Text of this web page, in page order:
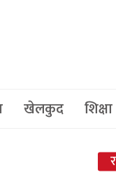
खेलकुद शिक्षा